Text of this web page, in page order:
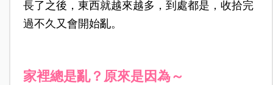
長了之後，東西就越來越多，到處都是，收拾完
過不久又會開始亂。
家裡總是亂？原來是因為～